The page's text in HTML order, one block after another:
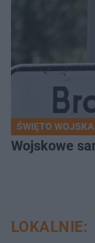
ŚWIĘTO
Wojskowe
LOKALNIE: